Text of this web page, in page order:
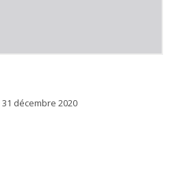
31 décembre 2020